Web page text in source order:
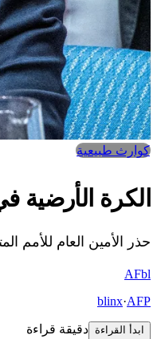
كوارث طبيعية
الكرة الأرضية
حذر الأمين العام للأمم
AFbl
AFP
·
blinx
ابدأ القراءة دقيقة قراءة